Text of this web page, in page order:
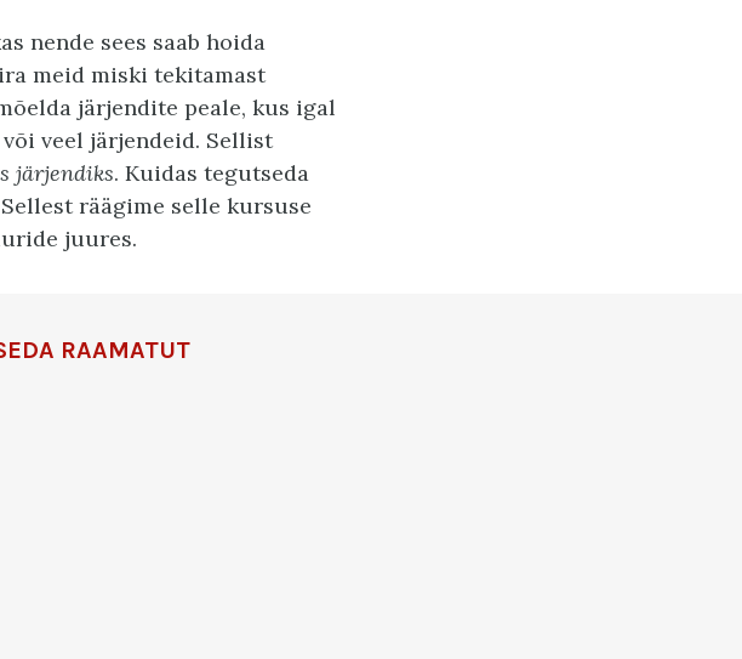
nende sees saab hoida
meid miski tekitamast
järjendite peale, kus igal
veel järjendeid. Sellist
järjendiks. Kuidas tegutseda
räägime selle kursuse
juures.
RAAMATUT